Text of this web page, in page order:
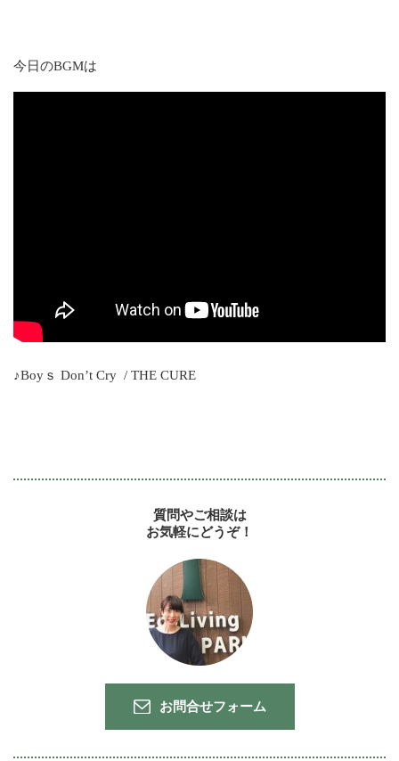
今日のBGMは
♪Boyｓ Don’t Cry / THE CURE
質問やご相談は
お気軽にどうぞ！
お問合せフォーム